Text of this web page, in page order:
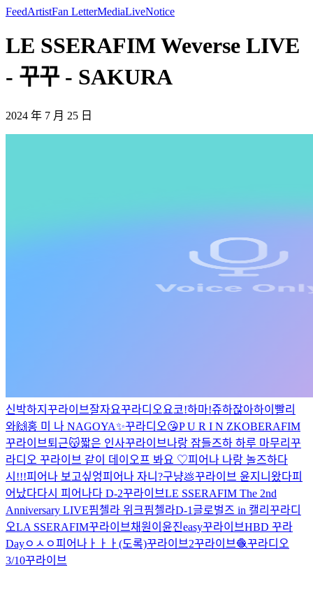
FeedArtistFan LetterMediaLiveNotice
LE SSERAFIM Weverse LIVE
- 꾸꾸 - SAKURA
2024 年 7 月 25 日
신박하지 꾸라이브잘자요꾸라디오 요코!하마!쥬하잖아하이 빨리
와🙌홍 미 나 NAGOYA✨️꾸라디오😘P U R I N ZKOBERAFIM
꾸라이브퇴근😽짧은 인사꾸라이브나랑 잠들즈하 하루 마무리 꾸
라디오 꾸라이브 같이 데이오프 봐요 ♡피어나 나랑 놀즈하다
시!!!피어나 보고싶엉피어나 자니?구냥💩꾸라이브 윤지니왔다피
어났다다시 피어나다 D-2꾸라이브LE SSERAFIM The 2nd
Anniversary LIVE핌첼라 위크핌첼라D-1글로벌즈 in 캘리 꾸라디
오LA SSERAFIM꾸라이브채원이 윤진easy꾸라이브HBD 꾸라
Dayㅇㅅㅇ피어나ㅏㅏㅏ(도록)꾸라이브2꾸라이브🧶꾸라디오
3/10꾸라이브